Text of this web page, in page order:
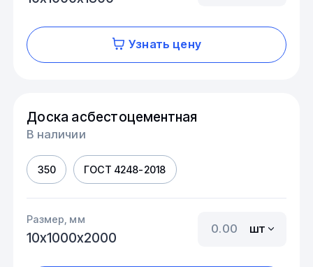
Узнать цену
Доска асбестоцементная
В наличии
350 ГОСТ 4248-2018
Размер, мм
10х1000х2000
шт